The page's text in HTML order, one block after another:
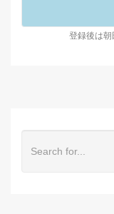
登録後は